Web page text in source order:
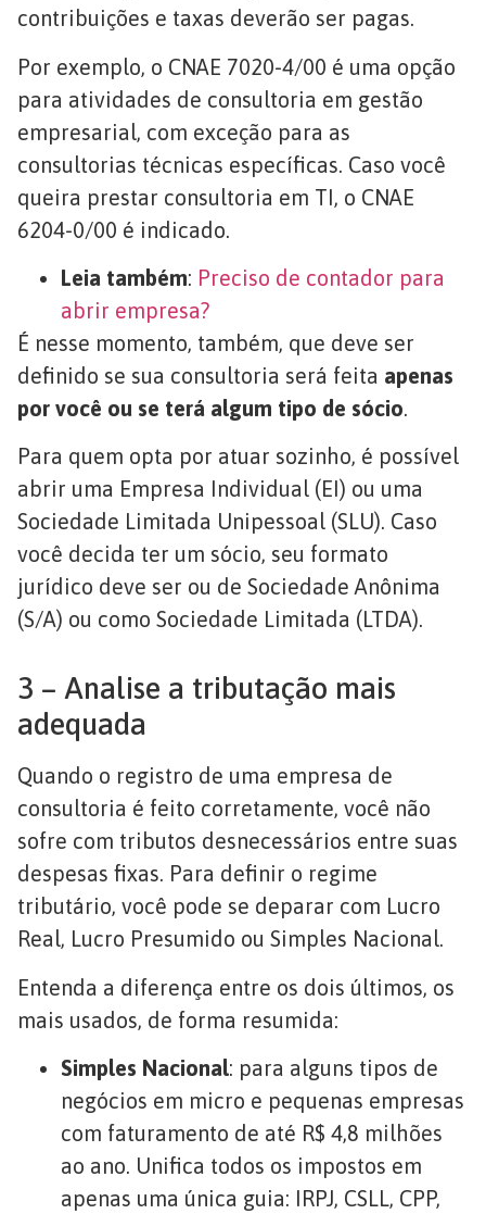
contribuições e taxas deverão ser pagas.
Por exemplo, o CNAE 7020-4/00 é uma opção
para atividades de consultoria em gestão
empresarial, com exceção para as
consultorias técnicas específicas. Caso você
queira prestar consultoria em TI, o CNAE
6204-0/00 é indicado.
Leia também: Preciso de contador para
abrir empresa?
É nesse momento, também, que deve ser
definido se sua consultoria será feita apenas
por você ou se terá algum tipo de sócio.
Para quem opta por atuar sozinho, é possível
abrir uma Empresa Individual (EI) ou uma
Sociedade Limitada Unipessoal (SLU). Caso
você decida ter um sócio, seu formato
jurídico deve ser ou de Sociedade Anônima
(S/A) ou como Sociedade Limitada (LTDA).
3 – Analise a tributação mais
adequada
Quando o registro de uma empresa de
consultoria é feito corretamente, você não
sofre com tributos desnecessários entre suas
despesas fixas. Para definir o regime
tributário, você pode se deparar com Lucro
Real, Lucro Presumido ou Simples Nacional.
Entenda a diferença entre os dois últimos, os
mais usados, de forma resumida:
Simples Nacional: para alguns tipos de
negócios em micro e pequenas empresas
com faturamento de até R$ 4,8 milhões
ao ano. Unifica todos os impostos em
apenas uma única guia: IRPJ, CSLL, CPP,